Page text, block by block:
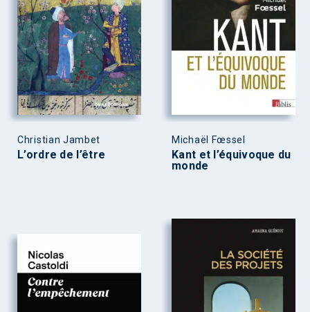
Christian Jambet
L’ordre de l’être
Michaël Fœssel
Kant et l’équivoque du
monde